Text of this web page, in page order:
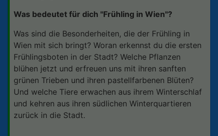
Was bedeutet für dich "Frühling in Wien"?
Was sind die Besonderheiten, die der Frühling in
Wien mit sich bringt? Woran erkennst du die ersten
Frühlingsboten in der Stadt? Welche Pflanzen
blühen jetzt und erfreuen uns mit ihren sanften
grünen Trieben und ihren pastellfarbenen Blüten?
Und welche Tiere erwachen aus ihrem Winterschlaf
und kehren aus ihren südlichen Winterquartieren
zurück in die Stadt.